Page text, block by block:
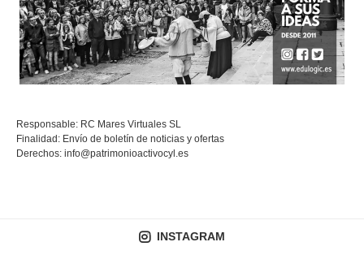
Responsable: RC Mares Virtuales SL
Finalidad: Envío de boletín de noticias y ofertas
Derechos: info@patrimonioactivocyl.es
INSTAGRAM